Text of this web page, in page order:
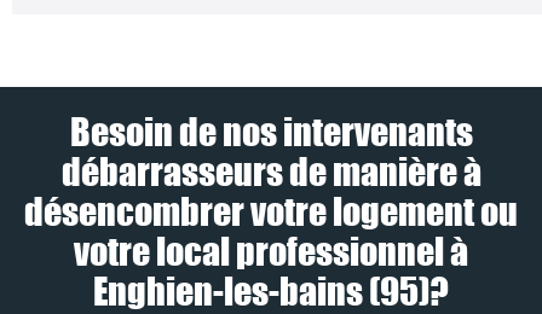
Besoin de nos intervenants
débarrasseurs de manière à
désencombrer votre logement ou
votre local professionnel à
Enghien-les-bains (95)?